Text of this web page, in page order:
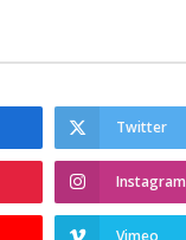
Twitter
Instagram
Vimeo